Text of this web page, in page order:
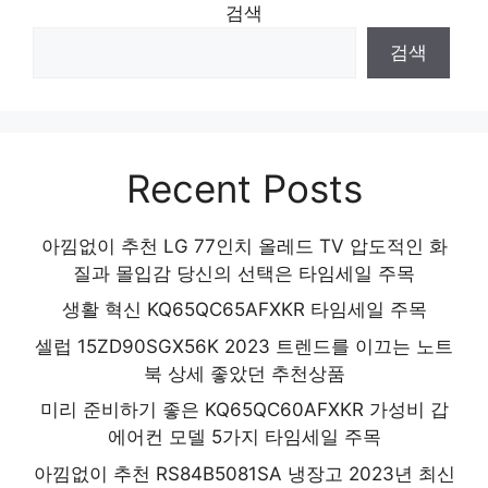
검색
검색
Recent Posts
아낌없이 추천 LG 77인치 올레드 TV 압도적인 화
질과 몰입감 당신의 선택은 타임세일 주목
생활 혁신 KQ65QC65AFXKR 타임세일 주목
셀럽 15ZD90SGX56K 2023 트렌드를 이끄는 노트
북 상세 좋았던 추천상품
미리 준비하기 좋은 KQ65QC60AFXKR 가성비 갑
에어컨 모델 5가지 타임세일 주목
아낌없이 추천 RS84B5081SA 냉장고 2023년 최신